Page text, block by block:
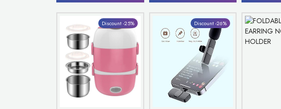
Discount -25% Discount -26%